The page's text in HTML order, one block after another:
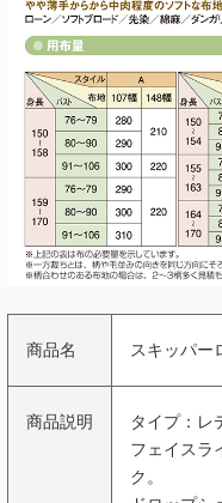
商品名 スキッパー
商品説明
タイプ：レ
フェイスラ
ク。